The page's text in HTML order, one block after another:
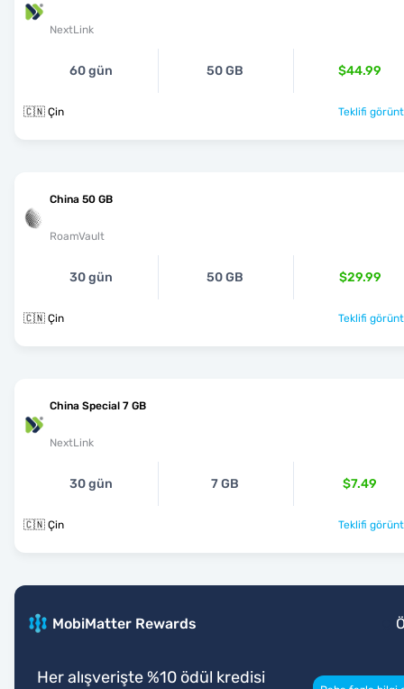
NextLink
60 gün 50 GB $44.99
🇨🇳 Çin Teklifi
China 50 GB
RoamVault
30 gün 50 GB $29.99
🇨🇳 Çin Teklifi
China Special 7 GB
NextLink
30 gün 7 GB $7.49
🇨🇳 Çin Teklifi
MobiMatter Rewards
Her alışverişte %10 ödül kredisi